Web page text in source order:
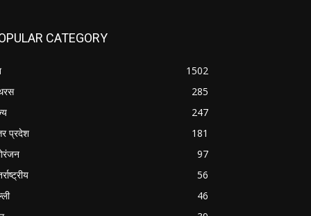
CATEGORY
1502
285
247
प्रदेश
181
97
56
46